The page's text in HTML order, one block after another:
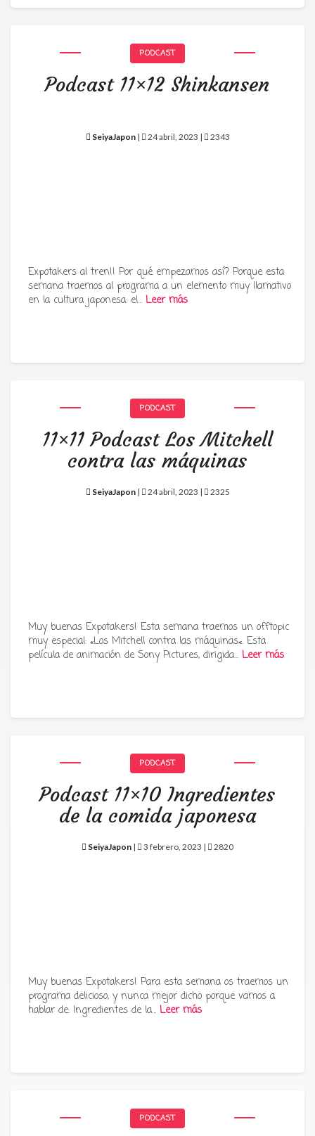
PODCAST
Podcast 11×12 Shinkansen
SeiyaJapon| 24 abril, 2023 | 2343
Expotakers al tren!! Por qué empezamos así? Porque esta
semana traemos al programa a un elemento muy llamativo
en la cultura japonesa: el… Leer más
PODCAST
11×11 Podcast Los Mitchell
contra las máquinas
SeiyaJapon| 24 abril, 2023 | 2325
Muy buenas Expotakers! Esta semana traemos un offtopic
muy especial: «Los Mitchell contra las máquinas«. Esta
película de animación de Sony Pictures, dirigida… Leer más
PODCAST
Podcast 11×10 Ingredientes
de la comida japonesa
SeiyaJapon | 3 febrero, 2023 | 2820
Muy buenas Expotakers! Para esta semana os traemos un
programa delicioso, y nunca mejor dicho porque vamos a
hablar de: Ingredientes de la… Leer más
PODCAST